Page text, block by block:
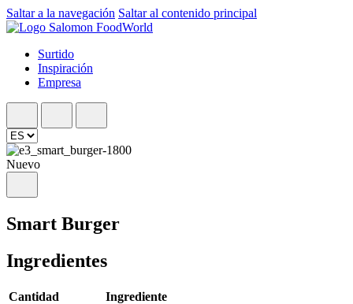
Saltar a la navegación Saltar al contenido principal
Surtido
Inspiración
Empresa
Nuevo
Smart Burger
Ingredientes
Cantidad Ingrediente